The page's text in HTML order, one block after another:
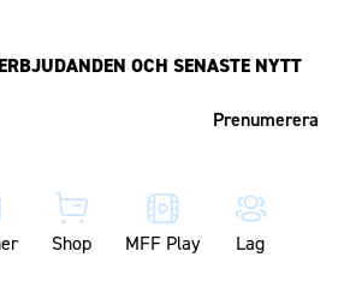
OCH SENASTE NYTT
Shop MFF Play Lag